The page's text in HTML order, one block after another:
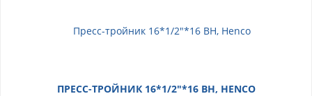
ПРЕСС-ТРОЙНИК 16*1/2"*16 ВН, HENCO